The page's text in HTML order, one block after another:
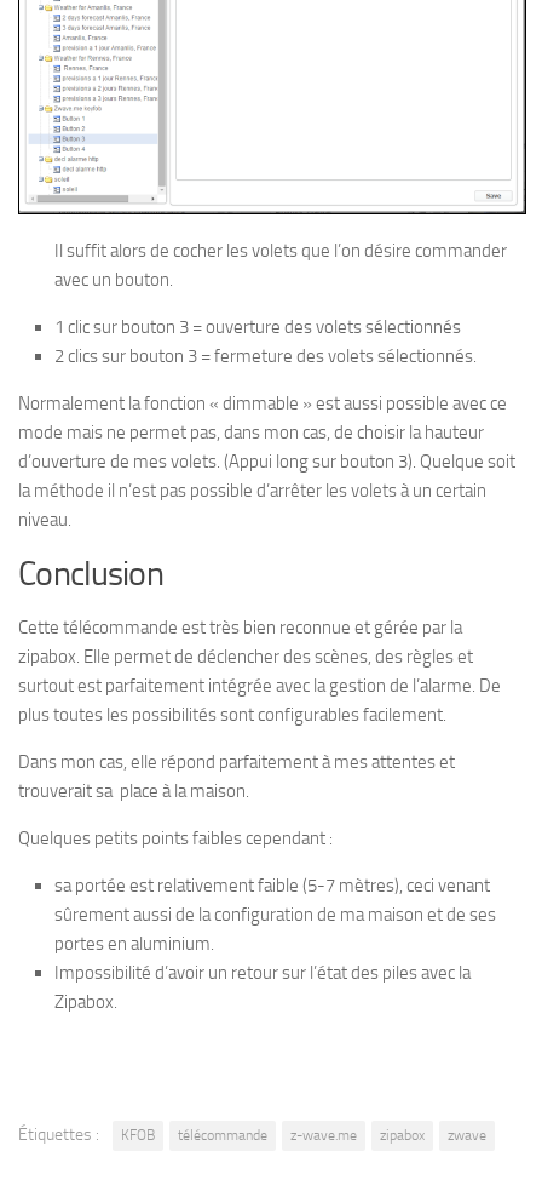
Il suffit alors de cocher les volets que l’on désire commander
avec un bouton.
1 clic sur bouton 3 = ouverture des volets sélectionnés
2 clics sur bouton 3 = fermeture des volets sélectionnés.
Normalement la fonction « dimmable » est aussi possible avec ce
mode mais ne permet pas, dans mon cas, de choisir la hauteur
d’ouverture de mes volets. (Appui long sur bouton 3). Quelque soit
la méthode il n’est pas possible d’arrêter les volets à un certain
niveau.
Conclusion
Cette télécommande est très bien reconnue et gérée par la
zipabox. Elle permet de déclencher des scènes, des règles et
surtout est parfaitement intégrée avec la gestion de l’alarme. De
plus toutes les possibilités sont configurables facilement.
Dans mon cas, elle répond parfaitement à mes attentes et
trouverait sa place à la maison.
Quelques petits points faibles cependant :
sa portée est relativement faible (5-7 mètres), ceci venant
sûrement aussi de la configuration de ma maison et de ses
portes en aluminium.
Impossibilité d’avoir un retour sur l’état des piles avec la
Zipabox.
Étiquettes : KFOB télécommande z-wave.me zipabox zwave